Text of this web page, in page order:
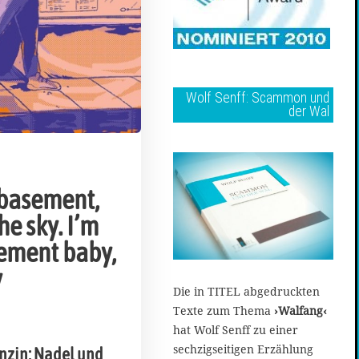
sky. I’m
baby,
Nadel und
Wolf Senff: Scammon und
der Wal
Die in TITEL abgedruckten
Texte zum Thema ›Walfang‹
hat Wolf Senff zu einer
sechzigseitigen Erzählung